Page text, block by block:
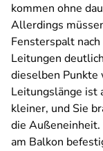
kommen ohne
Allerdings
Fensterspalt
Leitungen
dieselben Punkte
Leitungslänge ist
kleiner, und Sie
die Außeneinheit.
am Balkon